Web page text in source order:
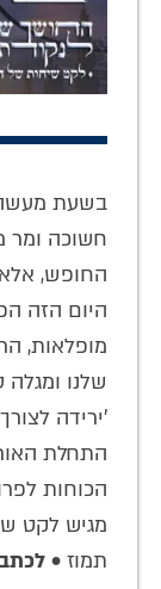
בשעת
חשוכה ומר
החופש,
היום הזה
מופלאות,
שלנו
'ירידה
התחלת
הכוחות
מגיש לקט
תמוז •